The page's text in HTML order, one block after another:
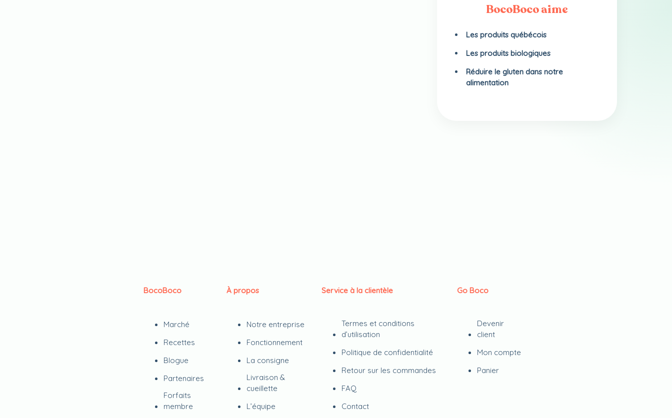
BocoBoco aime
Les produits québécois
Les produits biologiques
Réduire le gluten dans notre
alimentation
BocoBoco
Marché
Recettes
Blogue
Partenaires
Forfaits
membre
À propos
Notre entreprise
Fonctionnement
La consigne
Livraison &
cueillette
L’équipe
Service à la clientèle
Termes et conditions
d’utilisation
Politique de confidentialité
Retour sur les commandes
FAQ
Contact
Go Boco
Devenir
client
Mon compte
Panier